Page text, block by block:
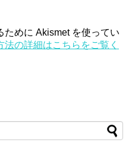
ために Akismet を使ってい
の詳細はこちらをご覧く